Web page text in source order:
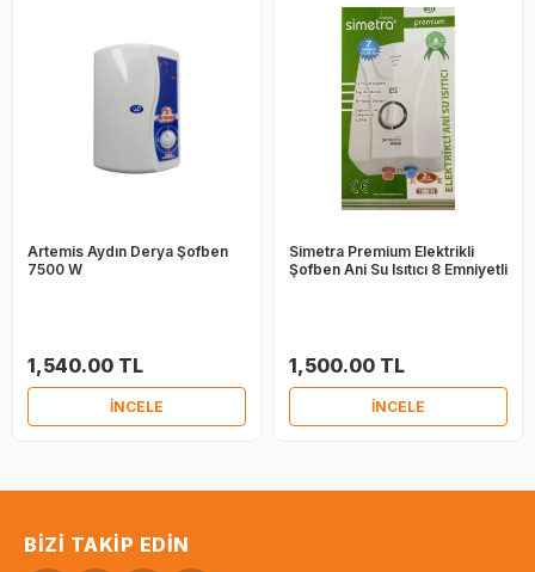
Artemis Aydın Derya Şofben
7500 W
1,540.00 TL
İNCELE
Simetra Premium Elektrikli
Şofben Ani Su Isıtıcı 8 Emniyetli
1,500.00 TL
İNCELE
BIZI TAKIP EDIN